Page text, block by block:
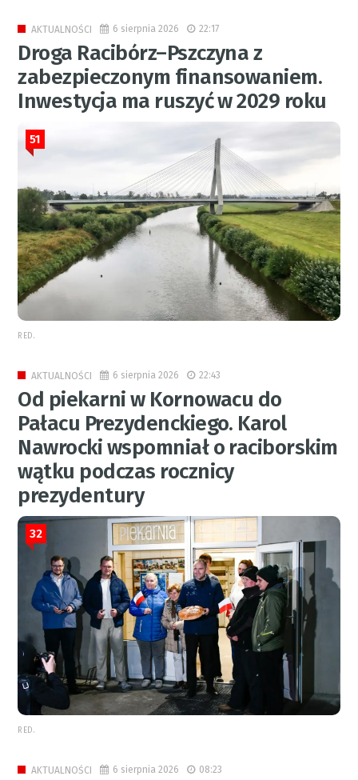
AKTUALNOŚCI 6 sierpnia 2026 22:17
Droga Racibórz–Pszczyna z
zabezpieczonym finansowaniem.
Inwestycja ma ruszyć w 2029 roku
51
RED.
AKTUALNOŚCI 6 sierpnia 2026 22:43
Od piekarni w Kornowacu do
Pałacu Prezydenckiego. Karol
Nawrocki wspomniał o raciborskim
wątku podczas rocznicy
prezydentury
32
RED.
AKTUALNOŚCI 6 sierpnia 2026 08:23